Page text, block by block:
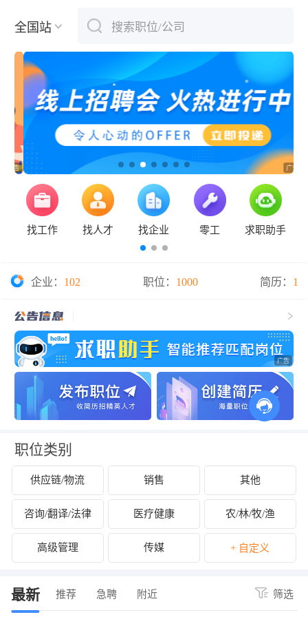
全国站 搜索职位/公司
下拉刷新
找工作 找人才 找企业 零工 求职助手
企业： 102 职位： 1000 简历： 1
职位类别
供应链/物流 销售 其他
咨询/翻译/法律 医疗健康 农/林/牧/渔
高级管理 传媒 + 自定义
最新 推荐 急聘 附近 筛选